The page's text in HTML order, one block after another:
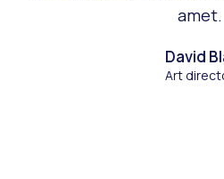
amet.
David
Art